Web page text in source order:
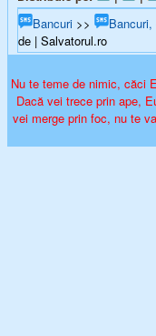
Bancuri >>
de | Salvatorul.ro
Nu te teme de nimic, căci
Dacă vei trece prin ape,
vei merge prin foc, nu te